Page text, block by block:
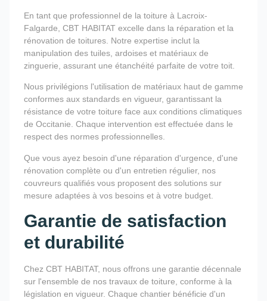
En tant que professionnel de la toiture à Lacroix-
Falgarde, CBT HABITAT excelle dans la réparation et la
rénovation de toitures. Notre expertise inclut la
manipulation des tuiles, ardoises et matériaux de
zinguerie, assurant une étanchéité parfaite de votre toit.
Nous privilégions l'utilisation de matériaux haut de gamme
conformes aux standards en vigueur, garantissant la
résistance de votre toiture face aux conditions climatiques
de Occitanie. Chaque intervention est effectuée dans le
respect des normes professionnelles.
Que vous ayez besoin d'une réparation d'urgence, d'une
rénovation complète ou d'un entretien régulier, nos
couvreurs qualifiés vous proposent des solutions sur
mesure adaptées à vos besoins et à votre budget.
Garantie de satisfaction
et durabilité
Chez CBT HABITAT, nous offrons une garantie décennale
sur l'ensemble de nos travaux de toiture, conforme à la
législation en vigueur. Chaque chantier bénéficie d'un